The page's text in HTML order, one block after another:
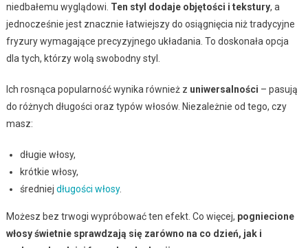
niedbałemu wyglądowi. Ten styl dodaje objętości i tekstury, a
jednocześnie jest znacznie łatwiejszy do osiągnięcia niż tradycyjne
fryzury wymagające precyzyjnego układania. To doskonała opcja
dla tych, którzy wolą swobodny styl.
Ich rosnąca popularność wynika również z uniwersalności – pasują
do różnych długości oraz typów włosów. Niezależnie od tego, czy
masz:
długie włosy,
krótkie włosy,
średniej długości włosy.
Możesz bez trwogi wypróbować ten efekt. Co więcej, pogniecione
włosy świetnie sprawdzają się zarówno na co dzień, jak i